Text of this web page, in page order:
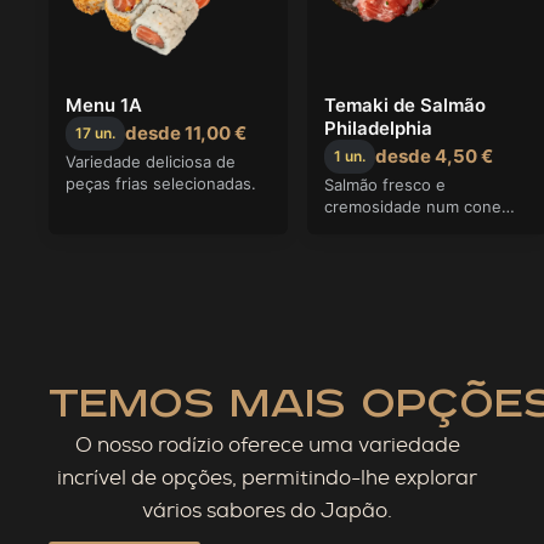
temos mais
O nosso rodízio oferece uma variedade
incrível de opções, permitindo-lhe explorar
vários sabores do Japão.